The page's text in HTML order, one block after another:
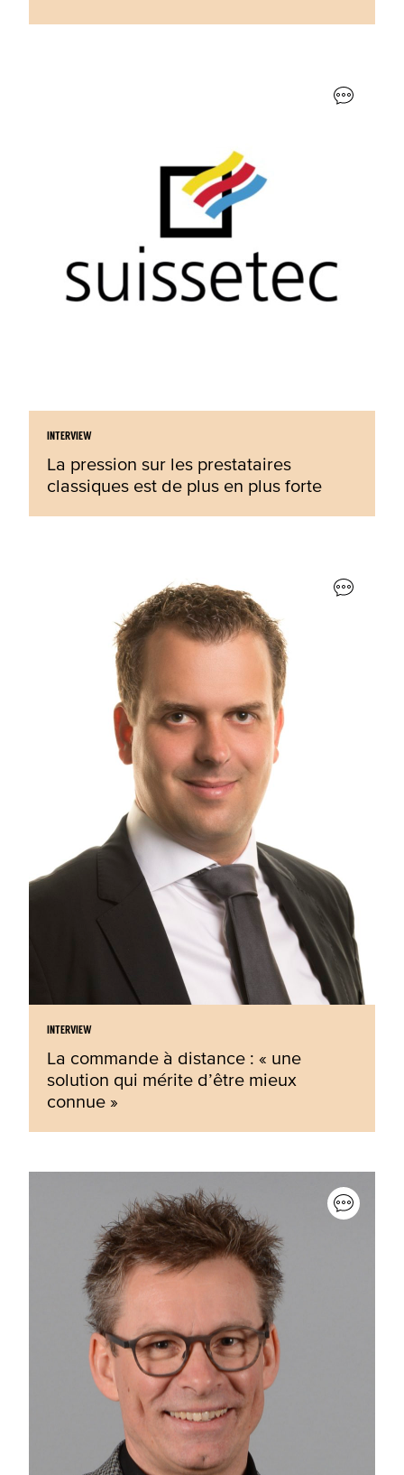
INTERVIEW
La pression sur les prestataires
classiques est de plus en plus forte
INTERVIEW
La commande à distance : « une
solution qui mérite d’être mieux
connue »